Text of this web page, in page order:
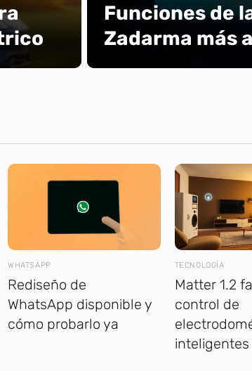
Funciones de
Zadarma más
WHATSAPP
Rediseño de
WhatsApp disponible y
cómo probarlo ya
TECNOLOGÍA
Matter 1.2
control de
inteligentes